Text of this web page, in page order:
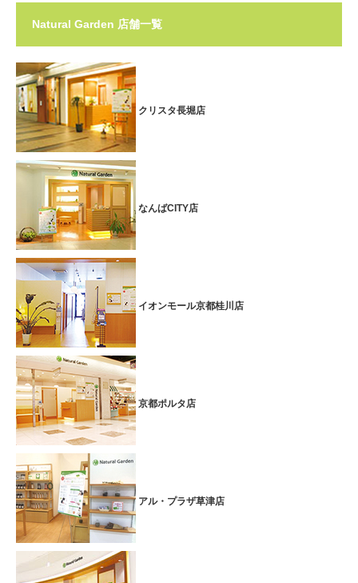
Natural Garden 店舗一覧
クリスタ長堀店
なんばCITY店
イオンモール京都桂川店
京都ポルタ店
アル・プラザ草津店